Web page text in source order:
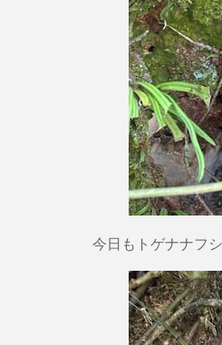
今日もトゲナナフ